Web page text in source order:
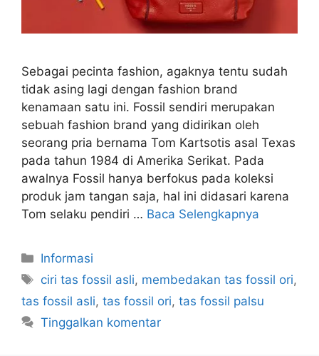
Sebagai pecinta fashion, agaknya tentu sudah
tidak asing lagi dengan fashion brand
kenamaan satu ini. Fossil sendiri merupakan
sebuah fashion brand yang didirikan oleh
seorang pria bernama Tom Kartsotis asal Texas
pada tahun 1984 di Amerika Serikat. Pada
awalnya Fossil hanya berfokus pada koleksi
produk jam tangan saja, hal ini didasari karena
Tom selaku pendiri … Baca Selengkapnya
Kategori
Informasi
Tag
ciri tas fossil asli, membedakan tas fossil ori,
tas fossil asli, tas fossil ori, tas fossil palsu
Tinggalkan komentar